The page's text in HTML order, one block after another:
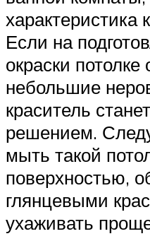
характеристика
Если на
окраски потолке
небольшие
краситель
решением.
мыть такой
поверхностью,
глянцевыми
ухаживать